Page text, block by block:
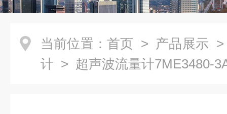
当前位置： 首页 > 产品展示
计 > 超声波流量计7ME3480-